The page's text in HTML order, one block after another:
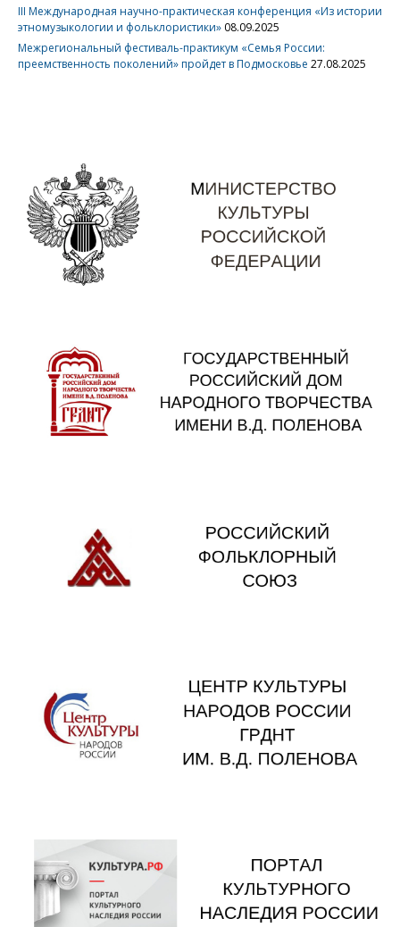
III Международная научно-практическая конференция «Из истории
этномузыкологии и фольклористики» 08.09.2025
Межрегиональный фестиваль-практикум «Семья России:
преемственность поколений» пройдет в Подмосковье 27.08.2025